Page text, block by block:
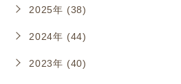
2025年 (38)
2024年 (44)
2023年 (40)